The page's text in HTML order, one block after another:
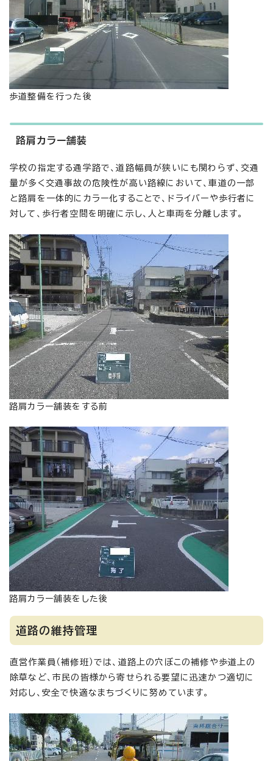
歩道整備を行った後
路肩カラー舗装
学校の指定する通学路で、道路幅員が狭いにも関わらず、交通
量が多く交通事故の危険性が高い路線において、車道の一部
と路肩を一体的にカラー化することで、ドライバーや歩行者に
対して、歩行者空間を明確に示し、人と車両を分離します。
路肩カラー舗装をする前
路肩カラー舗装をした後
道路の維持管理
直営作業員（補修班）では、道路上の穴ぼこの補修や歩道上の
除草など、市民の皆様から寄せられる要望に迅速かつ適切に
対応し、安全で快適なまちづくりに努めています。